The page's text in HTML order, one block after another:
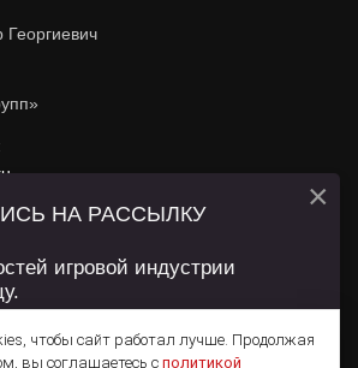
активная ссылка на
cookie, данные геолокации
вПолитике конфиденциальностии
чтобы сайт работал лучше. Продолжая
вы соглашаетесь с политикой
НА РАССЫЛКУ
игровой индустрии
×